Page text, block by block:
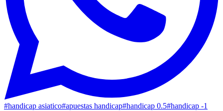
#handicap asiatico#apuestas handicap#handicap 0.5#handicap -1